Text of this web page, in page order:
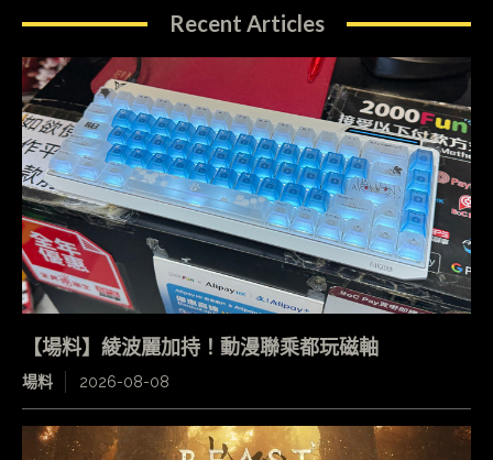
Recent Articles
【場料】綾波麗加持！動漫聯乘都玩磁軸
場料 2026-08-08